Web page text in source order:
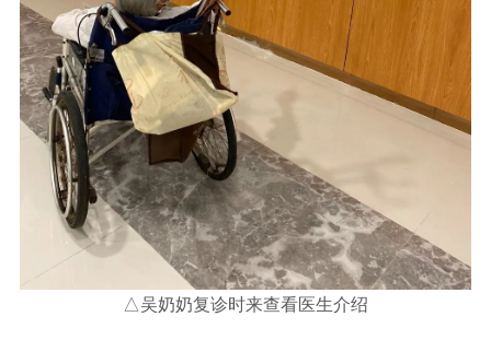
△吴奶奶复诊时来查看医生介绍